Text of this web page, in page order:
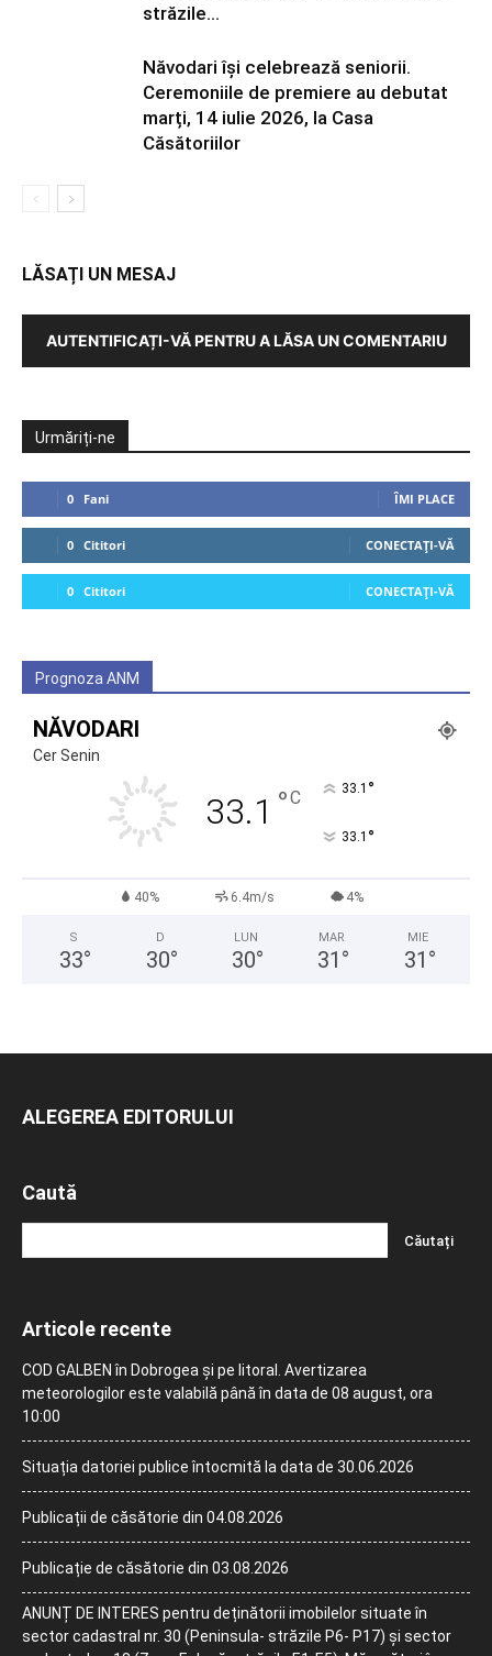
străzile...
Năvodari își celebrează seniorii.
Ceremoniile de premiere au debutat
marți, 14 iulie 2026, la Casa
Căsătoriilor
LĂSAȚI UN MESAJ
AUTENTIFICAȚI-VĂ PENTRU A LĂSA UN COMENTARIU
Urmăriți-ne
0 Fani ÎMI PLACE
0 Cititori CONECTAȚI-VĂ
0 Cititori CONECTAȚI-VĂ
Prognoza ANM
NĂVODARI
Cer Senin
33.1 °C 33.1 °
33.1 °
40% 6.4m/s 4%
S
33°
D
30°
LUN
30°
MAR
31 °
MIE
31 °
ALEGEREA EDITORULUI
Caută
Articole recente
COD GALBEN în Dobrogea și pe litoral. Avertizarea
meteorologilor este valabilă până în data de 08 august, ora
10:00
Situația datoriei publice întocmită la data de 30.06.2026
Publicații de căsătorie din 04.08.2026
Publicație de căsătorie din 03.08.2026
ANUNȚ DE INTERES pentru deținătorii imobilelor situate în
sector cadastral nr. 30 (Peninsula- străzile P6- P17) și sector